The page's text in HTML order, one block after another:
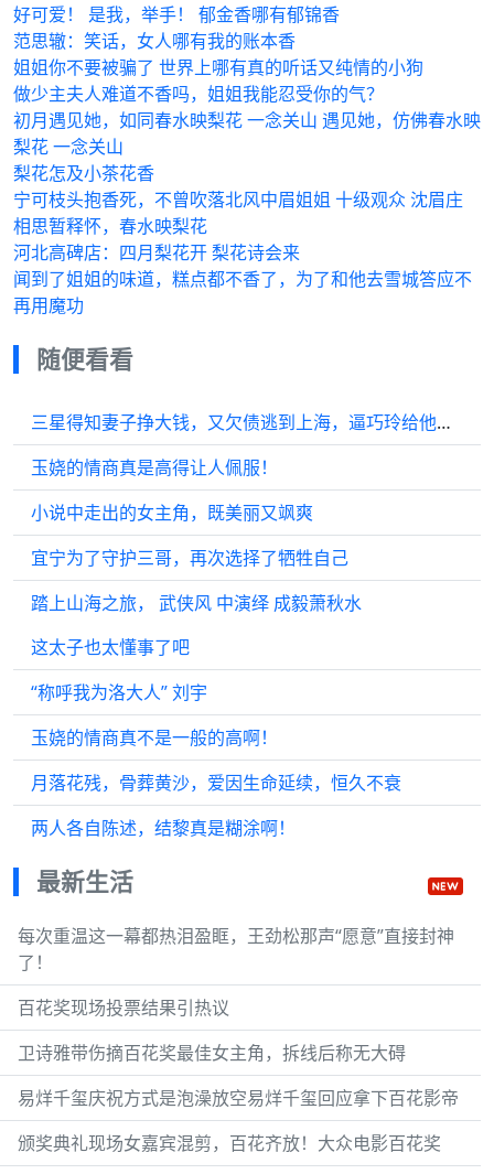
好可爱！ 是我，举手！ 郁金香哪有郁锦香
范思辙：笑话，女人哪有我的账本香
姐姐你不要被骗了 世界上哪有真的听话又纯情的小狗
做少主夫人难道不香吗，姐姐我能忍受你的气？
初月遇见她，如同春水映梨花 一念关山 遇见她，仿佛春水映
梨花 一念关山
梨花怎及小茶花香
宁可枝头抱香死，不曾吹落北风中眉姐姐 十级观众 沈眉庄
相思暂释怀，春水映梨花
河北高碑店：四月梨花开 梨花诗会来
闻到了姐姐的味道，糕点都不香了，为了和他去雪城答应不
再用魔功
随便看看
三星得知妻子挣大钱，又欠债逃到上海，逼巧玲给他还债
玉娆的情商真是高得让人佩服！
小说中走出的女主角，既美丽又飒爽
宜宁为了守护三哥，再次选择了牺牲自己
踏上山海之旅， 武侠风 中演绎 成毅萧秋水
这太子也太懂事了吧
“称呼我为洛大人” 刘宇
玉娆的情商真不是一般的高啊！
月落花残，骨葬黄沙，爱因生命延续，恒久不衰
两人各自陈述，结黎真是糊涂啊！
最新生活
每次重温这一幕都热泪盈眶，王劲松那声“愿意”直接封神
了！
百花奖现场投票结果引热议
卫诗雅带伤摘百花奖最佳女主角，拆线后称无大碍
易烊千玺庆祝方式是泡澡放空易烊千玺回应拿下百花影帝
颁奖典礼现场女嘉宾混剪，百花齐放！大众电影百花奖